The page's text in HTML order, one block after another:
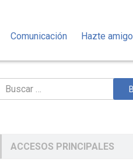
Comunicación Hazte amigo
Buscar:
ACCESOS PRINCIPALES